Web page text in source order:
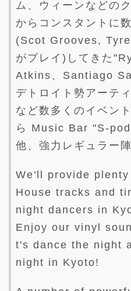
ム、ウィーンなどの
からコンスタントに
(Scot Grooves,
がプレイ)してきた
Atkins、Santiago
デトロイト勢アーテ
など数多くのイベン
ら Music Bar "S-
他、強力レギュラー
We'll provide
House tracks and
night dancers in
Enjoy our vinyl
t's dance the night
night in Kyoto!